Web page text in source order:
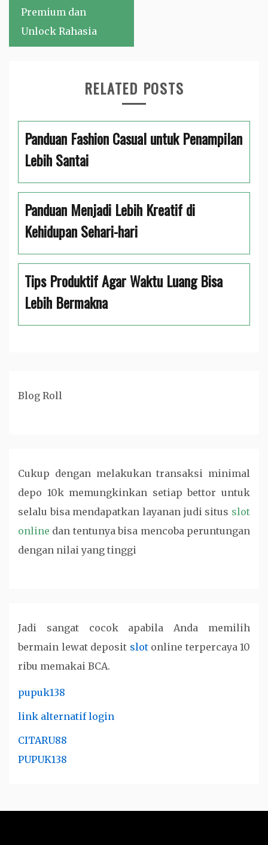
Premium dan
Unlock Rahasia
RELATED POSTS
Panduan Fashion Casual untuk Penampilan
Lebih Santai
Panduan Menjadi Lebih Kreatif di
Kehidupan Sehari-hari
Tips Produktif Agar Waktu Luang Bisa
Lebih Bermakna
Blog Roll
Cukup dengan melakukan transaksi minimal
depo 10k memungkinkan setiap bettor untuk
selalu bisa mendapatkan layanan judi situs slot
online dan tentunya bisa mencoba peruntungan
dengan nilai yang tinggi
Jadi sangat cocok apabila Anda memilih
bermain lewat deposit slot online terpercaya 10
ribu memakai BCA.
pupuk138
link alternatif login
CITARU88
PUPUK138